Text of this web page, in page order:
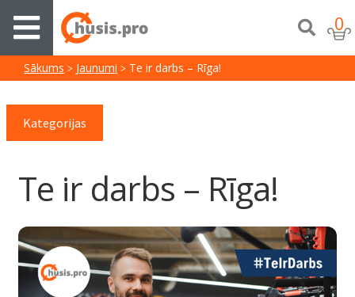
0
Sākums Jaunumi Te ir darbs – Rīga!
Kategorijas
Te ir darbs – Rīga!